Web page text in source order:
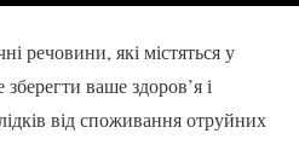
речовини, які містяться у
ваше здоров’я і
від споживання отруйних